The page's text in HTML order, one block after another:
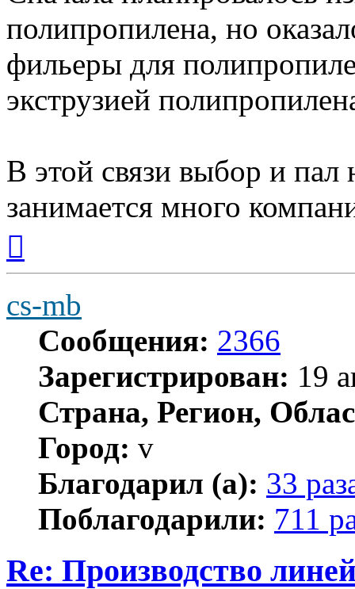
полипропилена, но
фильеры для
экструзией
В этой связи выбор и пал
занимается много
началу
cs-mb
Сообщения: 2366
Зарегистрирован: 19
Страна, Регион,
Город: v
Благодарил (а): 33
Поблагодарили: 711
Re: Производство